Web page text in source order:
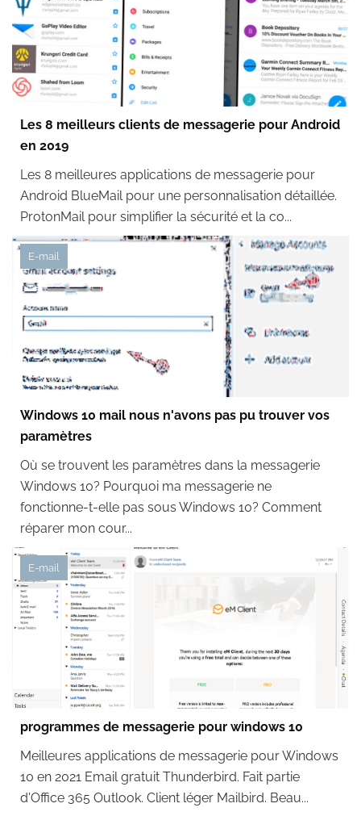
Les 8 meilleurs clients de messagerie pour Android
en 2019
Les 8 meilleures applications de messagerie pour
Android BlueMail pour une personnalisation détaillée.
ProtonMail pour simplifier la sécurité et la co...
E-mail
Windows 10 mail nous n'avons pas pu trouver vos
paramètres
Où se trouvent les paramètres dans la messagerie
Windows 10? Pourquoi ma messagerie ne
fonctionne-t-elle pas sous Windows 10? Comment
réparer mon cour...
E-mail
programmes de messagerie pour windows 10
Meilleures applications de messagerie pour Windows
10 en 2021 Email gratuit Thunderbird. Fait partie
d'Office 365 Outlook. Client léger Mailbird. Beau...